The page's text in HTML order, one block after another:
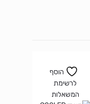
הוסף
לרשימת
המשאלות